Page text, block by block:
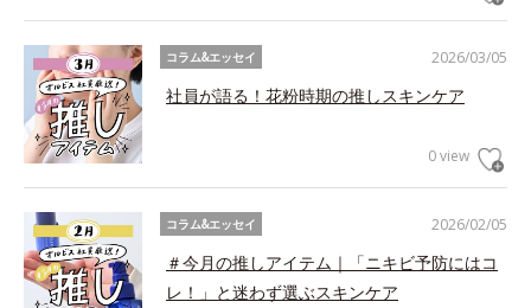
2026/03/05
コラム&エッセイ
社員が語る！花粉時期の推しスキンケア
0 view
2026/02/05
コラム&エッセイ
＃今月の推しアイテム｜「ニキビ予防にはコ
レ！」と迷わず選ぶスキンケア